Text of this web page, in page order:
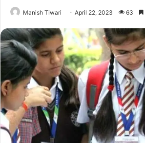
Manish Tiwari April 22, 2023 63